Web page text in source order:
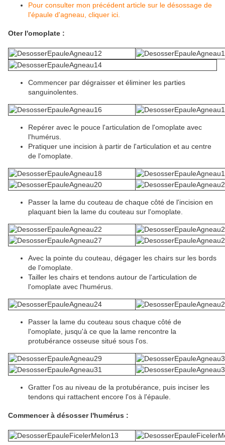
Pour consulter mon précédent article sur le désossage de
l'épaule d'agneau, cliquer ici.
Oter l'omoplate :
Commencer par dégraisser et éliminer les parties
sanguinolentes.
Repérer avec le pouce l'articulation de l'omoplate avec
l'humérus.
Pratiquer une incision à partir de l'articulation et au centre
de l'omoplate.
Passer la lame du couteau de chaque côté de l'incision en
plaquant bien la lame du couteau sur l'omoplate.
Avec la pointe du couteau, dégager les chairs sur les bords
de l'omoplate.
Tailler les chairs et tendons autour de l'articulation de
l'omoplate avec l'humérus.
Passer la lame du couteau sous chaque côté de
l'omoplate, jusqu'à ce que la lame rencontre la
protubérance osseuse situé sous l'os.
Gratter l'os au niveau de la protubérance, puis inciser les
tendons qui rattachent encore l'os à l'épaule.
Commencer à désosser l'humérus :